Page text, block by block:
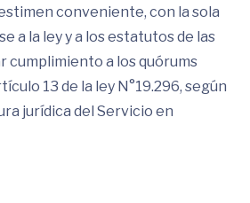
conveniente, con la sola
a la ley y a los estatutos de las
cumplimiento a los quórums
13 de la ley N°19.296, según
jurídica del Servicio en